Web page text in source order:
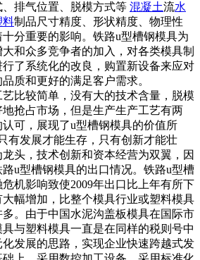
排气位置、脱模方式等 混凝土流水
料制品尺寸精度、形状精度、物理性
分重要的影响。铁路u型槽钢模具为
和众多竞争者的加入，对各类模具制
了系统化的改良，购置新设备来应对
质和更好的满足客户需求。
比较简单，没有大的技术含量，脱模
抢占市场，但是生产生产工艺有两
可，展现了u型槽钢模具的价值所
有发展才能生存，只有创新才能壮
头，技术创新和资本经营为双翼，因
u型槽钢模具的出口情况。铁路u型槽
机影响致使2009年出口比上年有所下
幅增加，比整个模具行业或塑料模具
。由于中国水泥沟盖板模具在国际市
与塑料模具一直是在同样的税则号中
发展的思路，实现企业快速跨越式发